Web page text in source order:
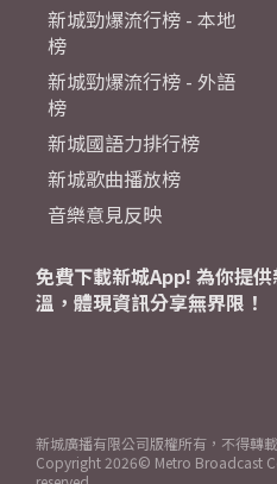
新城勁爆流行榜 - 本地
榜
新城勁爆流行榜 - 外語
榜
新城國語力排行榜
新城歌曲播放榜
音樂意見反映
免費下載新城App! 為你提
溫，體現資訊分享無界限！
新城廣播有限公司版權所有，不得轉載
Copyright 2026© Metro Broadcast